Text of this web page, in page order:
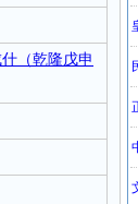
（乾隆戊申